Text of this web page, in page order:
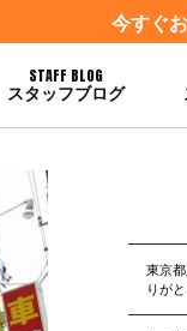
今すぐ
STAFF BLOG
スタッフブログ
東京
りが